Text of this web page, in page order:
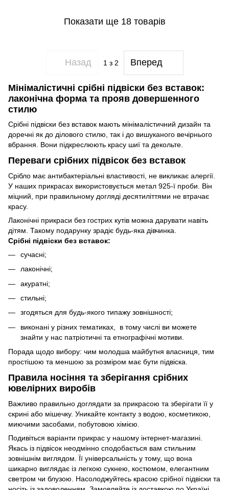
Показати ще 18 товарів
Назад 1 з 2 Вперед
Мінімалістичні срібні підвіски без вставок:
лаконічна форма та прояв довершенного
стилю
Срібні підвіски без вставок мають мінімалістичний дизайн та
доречні як до ділового стилю, так і до вишуканого вечірнього
вбрання. Вони підкреслюють красу шиї та декольте.
Переваги срібних підвісок без вставок
Срібло має антибактеріальні властивості, не викликає алергії.
У наших прикрасах використовується метал 925-ї проби. Він
міцний, при правильному догляді десятиліттями не втрачає
красу.
Лаконічні прикраси без гострих кутів можна дарувати навіть
дітям. Такому подарунку зрадіє будь-яка дівчинка.
Срібні підвіски без вставок:
сучасні;
лаконічні;
акуратні;
стильні;
згодяться для будь-якого типажу зовнішності;
виконані у різних тематиках, в тому числі ви можете
знайти у нас патріотичні та етнографічні мотиви.
Порада щодо вибору: чим молодша майбутня власниця, тим
простішою та меншою за розміром має бути підвіска.
Правила носіння та зберігання срібних
ювелірних виробів
Важливо правильно доглядати за прикрасою та зберігати її у
скрині або мішечку. Уникайте контакту з водою, косметикою,
миючими засобами, побутовою хімією.
Подивіться варіанти прикрас у нашому інтернет-магазині.
Якась із підвісок неодмінно сподобається вам стильним
зовнішнім виглядом. Її універсальність у тому, що вона
шикарно виглядає із легкою сукнею, костюмом, елегантним
светром чи блузою. Насолоджуйтесь красою срібної підвіски та